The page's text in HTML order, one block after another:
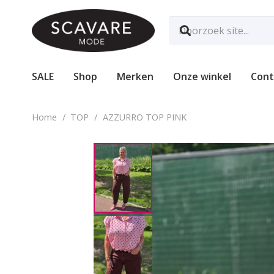
SALE Shop Merken Onze winkel
Home / TOP / AZZURRO TOP PINK